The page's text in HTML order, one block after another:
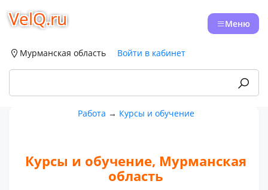
VelQ.ru Меню
Мурманская область Войти в кабинет
Работа → Курсы и обучение
Курсы и обучение, Мурманская
область